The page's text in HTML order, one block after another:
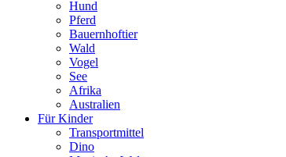
Hund
Pferd
Bauernhoftier
Wald
Vogel
See
Afrika
Australien
Für Kinder
Transportmittel
Dino